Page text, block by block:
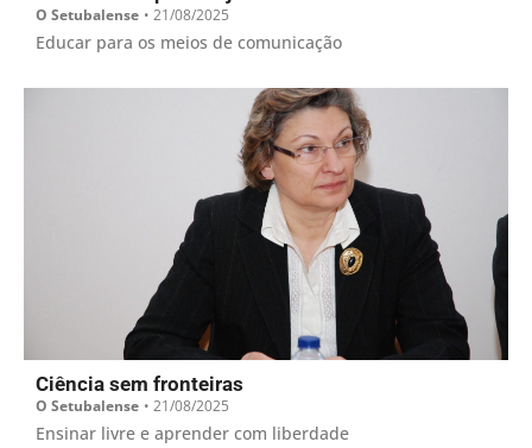
O Setubalense • 21/08/2025
Educar para os meios de comunicação
Ciência sem fronteiras
O Setubalense • 21/08/2025
Ensinar livre e aprender com liberdade